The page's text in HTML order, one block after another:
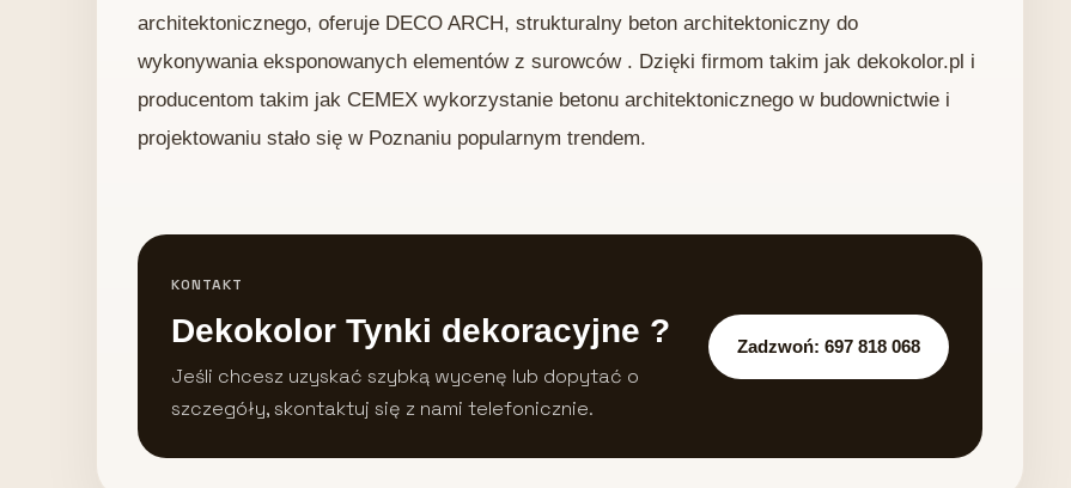
architektonicznego, oferuje DECO ARCH, strukturalny beton architektoniczny do
wykonywania eksponowanych elementów z surowców . Dzięki firmom takim jak dekokolor.pl i
producentom takim jak CEMEX wykorzystanie betonu architektonicznego w budownictwie i
projektowaniu stało się w Poznaniu popularnym trendem.
KONTAKT
Dekokolor Tynki dekoracyjne ?
Jeśli chcesz uzyskać szybką wycenę lub dopytać o
szczegóły, skontaktuj się z nami telefonicznie.
Zadzwoń: 697 818 068